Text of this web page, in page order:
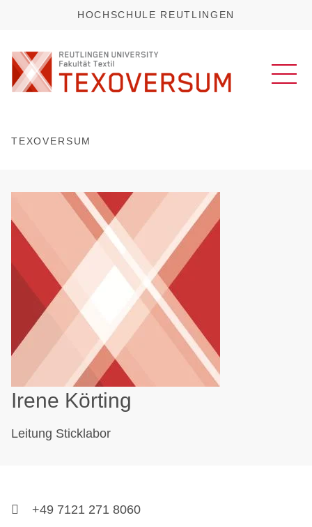
HOCHSCHULE REUTLINGEN
TEXOVERSUM
Irene Körting
Leitung Sticklabor
+49 7121 271 8060